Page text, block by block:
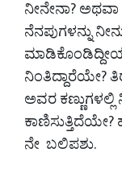
ನೀನೇನಾ?
ನೆನಪುಗಳನ್ನು
ನಿಂತಿದ್ದಾರೆಯೇ?
ಅವರ
ನೇ ಬಲಿಪಶು.